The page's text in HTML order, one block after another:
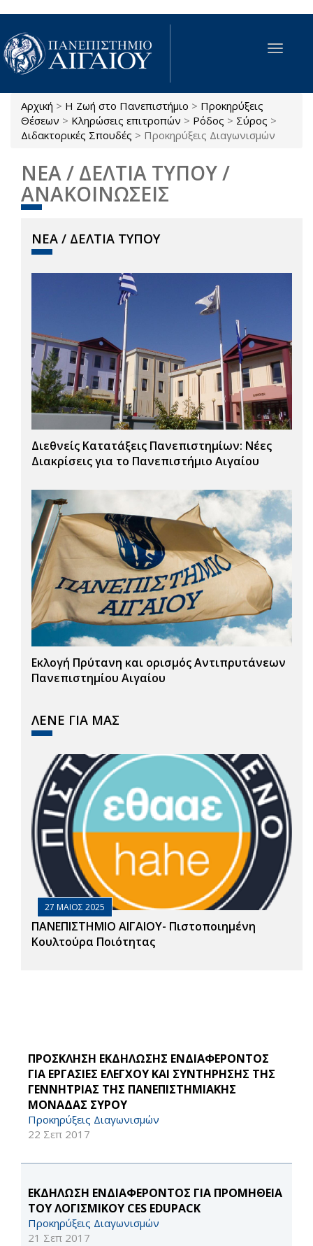
Παράκαμψη προς το κυρίως περιεχόμενο
Toggle
Είστε εδώ
Αρχική > Η Ζωή στο Πανεπιστήμιο > Προκηρύξεις
Θέσεων > Κληρώσεις επιτροπών > Ρόδος > Σύρος >
Διδακτορικές Σπουδές > Προκηρύξεις Διαγωνισμών
ΝΕΑ / ΔΕΛΤΙΑ ΤΥΠΟΥ /
ΑΝΑΚΟΙΝΩΣΕΙΣ
ΝΕΑ / ΔΕΛΤΙΑ ΤΥΠΟΥ
Διεθνείς Κατατάξεις Πανεπιστημίων: Νέες
Διακρίσεις για το Πανεπιστήμιο Αιγαίου
Εκλογή Πρύτανη και ορισμός Αντιπρυτάνεων
Πανεπιστημίου Αιγαίου
ΛΕΝΕ ΓΙΑ ΜΑΣ
27 ΜΑΙΟΣ 2025
ΠΑΝΕΠΙΣΤΗΜΙΟ ΑΙΓΑΙΟΥ- Πιστοποιημένη
Κουλτούρα Ποιότητας
ΠΡΟΣΚΛΗΣΗ ΕΚΔΗΛΩΣΗΣ ΕΝΔΙΑΦΕΡΟΝΤΟΣ
ΓΙΑ ΕΡΓΑΣΙΕΣ ΕΛΕΓΧΟΥ ΚΑΙ ΣΥΝΤΗΡΗΣΗΣ ΤΗΣ
ΓΕΝΝΗΤΡΙΑΣ ΤΗΣ ΠΑΝΕΠΙΣΤΗΜΙΑΚΗΣ
ΜΟΝΑΔΑΣ ΣΥΡΟΥ
Προκηρύξεις Διαγωνισμών
22 Σεπ 2017
ΕΚΔΗΛΩΣΗ ΕΝΔΙΑΦΕΡΟΝΤΟΣ ΓΙΑ ΠΡΟΜΗΘΕΙΑ
ΤΟΥ ΛΟΓΙΣΜΙΚΟΥ CES EDUPACK
Προκηρύξεις Διαγωνισμών
21 Σεπ 2017